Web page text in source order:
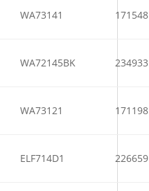
WA73141 171548
WA72145BK 234933
WA73121 171198
ELF714D1 226659